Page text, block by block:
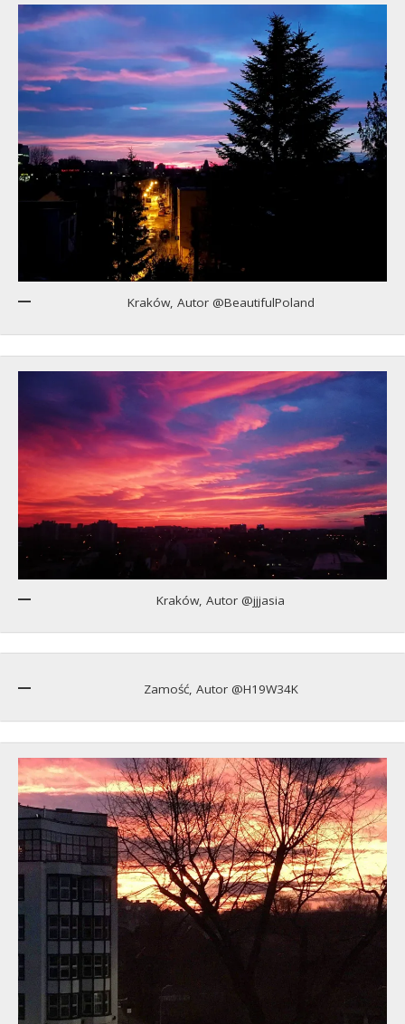
Kraków, Autor @BeautifulPoland
Kraków, Autor @jjjasia
Zamość, Autor @H19W34K